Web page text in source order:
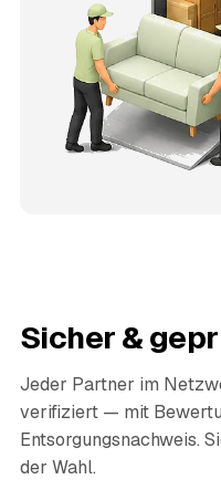
Sicher &
Jeder Partner im
verifiziert — mit
Entsorgungsnachweis.
der Wahl.